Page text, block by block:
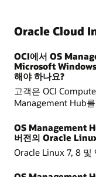
Oracle Cloud
OCI에서 OS
Microsoft Windows
해야 하나요?
고객은 OCI
Management Hub
OS Management
버전의 Oracle
Oracle Linux 7, 8 및